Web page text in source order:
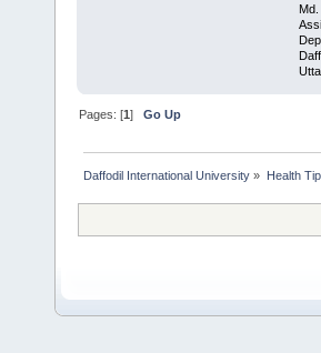
Pages: [1]Go Up
Daffodil International University » Health